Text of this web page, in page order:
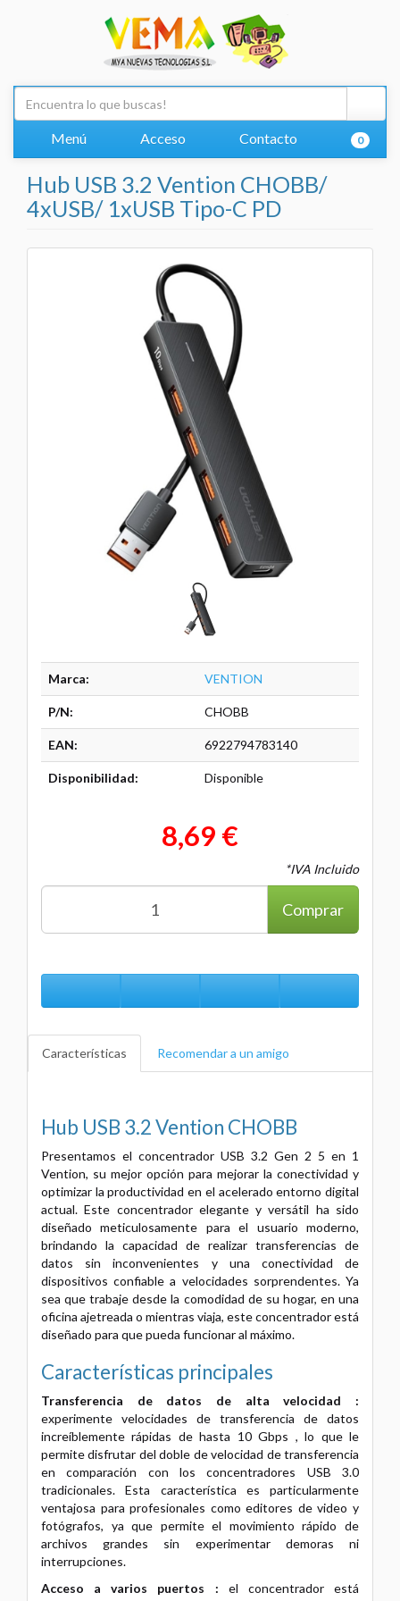
Menú Acceso Contacto 0
Hub USB 3.2 Vention CHOBB/
4xUSB/ 1xUSB Tipo-C PD
Marca: VENTION
P/N: CHOBB
EAN: 6922794783140
Disponibilidad: Disponible
8,69 €
*IVA Incluido
Comprar
Características Recomendar a un amigo
Hub USB 3.2 Vention CHOBB
Presentamos el concentrador USB 3.2 Gen 2 5 en 1
Vention, su mejor opción para mejorar la conectividad y
optimizar la productividad en el acelerado entorno digital
actual. Este concentrador elegante y versátil ha sido
diseñado meticulosamente para el usuario moderno,
brindando la capacidad de realizar transferencias de
datos sin inconvenientes y una conectividad de
dispositivos confiable a velocidades sorprendentes. Ya
sea que trabaje desde la comodidad de su hogar, en una
oficina ajetreada o mientras viaja, este concentrador está
diseñado para que pueda funcionar al máximo.
Características principales
Transferencia de datos de alta velocidad :
experimente velocidades de transferencia de datos
increíblemente rápidas de hasta 10 Gbps , lo que le
permite disfrutar del doble de velocidad de transferencia
en comparación con los concentradores USB 3.0
tradicionales. Esta característica es particularmente
ventajosa para profesionales como editores de video y
fotógrafos, ya que permite el movimiento rápido de
archivos grandes sin experimentar demoras ni
interrupciones.
Acceso a varios puertos : el concentrador está